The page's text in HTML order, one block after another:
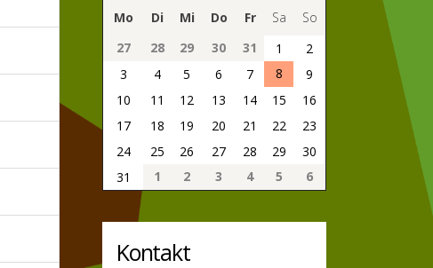
Mo Di Mi Do Fr Sa
So
27
28 29 30 31 1
2
3
4 5 6 7 8
9
10
11 12 13 14 15
16
17
18 19 20 21 22
23
24
25 26 27 28 29
30
31
1 2 3 4 5 6
Kontakt